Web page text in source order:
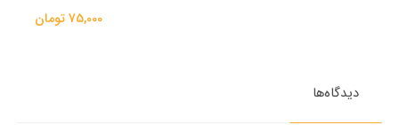
75,000 تومان
دیدگاه‌ها